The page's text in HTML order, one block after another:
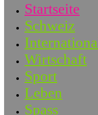
Startseite
Schweiz
Wirtschaft
Sport
Leben
Spass